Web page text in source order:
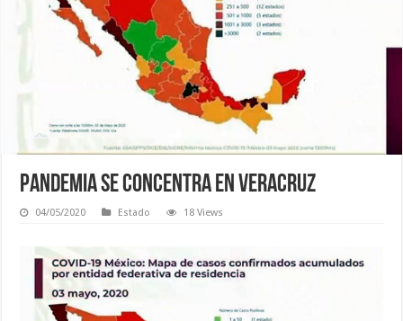
Pandemia se concentra en Veracruz
04/05/2020 Estado 18 Views